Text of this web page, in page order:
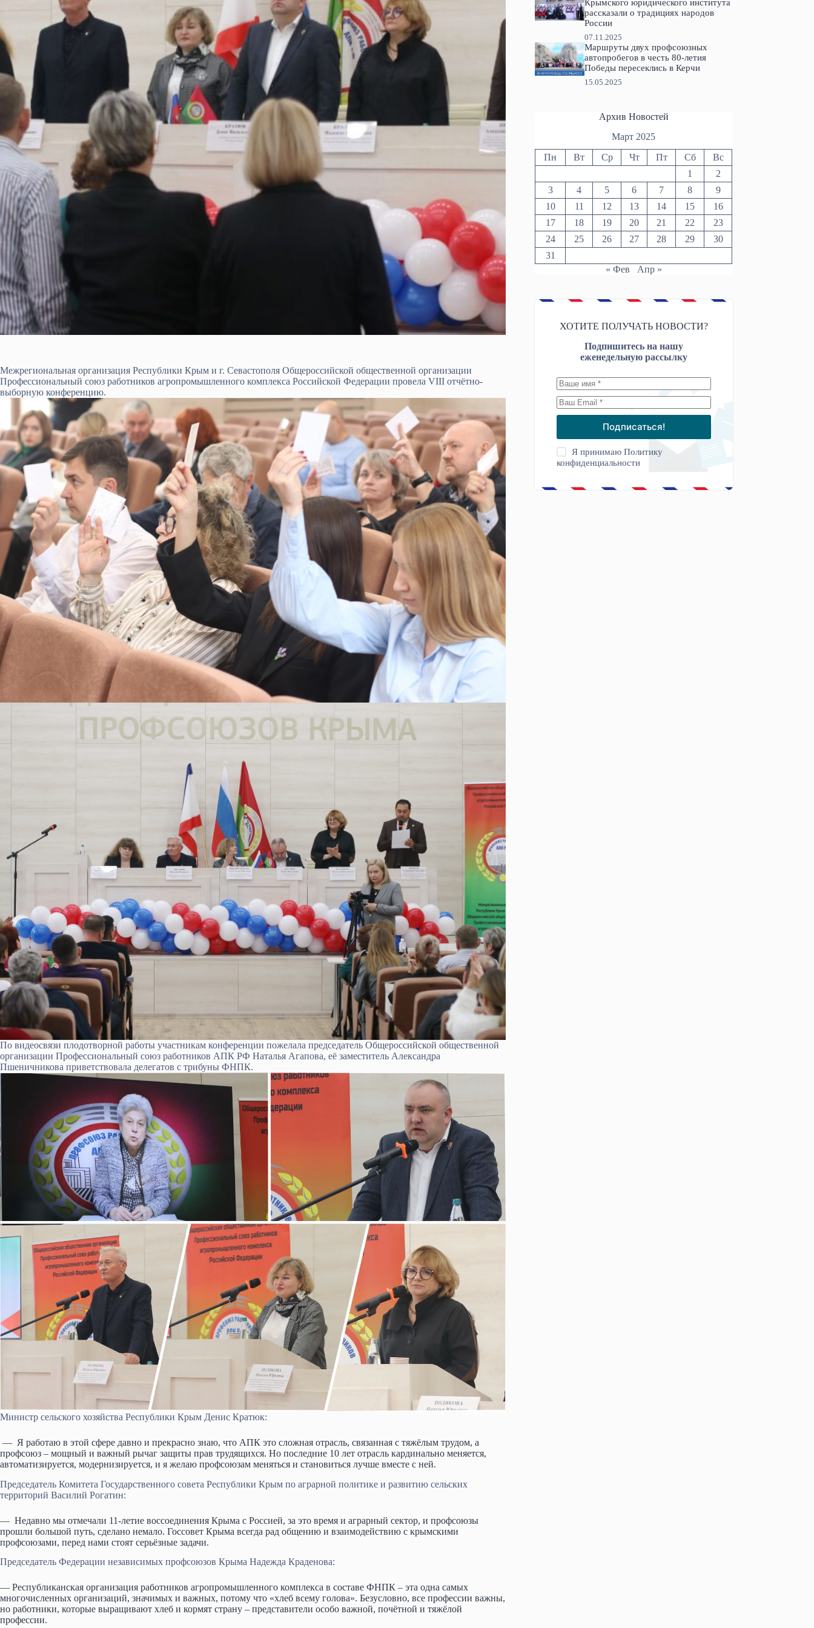
Межрегиональная организация Республики Крым и г. Севастополя Общероссийской общественной организации
Профессиональный союз работников агропромышленного комплекса Российской Федерации провела VIII отчётно-
выборную конференцию.
По видеосвязи плодотворной работы участникам конференции пожелала председатель Общероссийской общественной
организации Профессиональный союз работников АПК РФ Наталья Агапова, её заместитель Александра
Пшеничникова приветствовала делегатов с трибуны ФНПК.
Министр сельского хозяйства Республики Крым Денис Кратюк:
— Я работаю в этой сфере давно и прекрасно знаю, что АПК это сложная отрасль, связанная с тяжёлым трудом, а
профсоюз – мощный и важный рычаг защиты прав трудящихся. Но последние 10 лет отрасль кардинально меняется,
автоматизируется, модернизируется, и я желаю профсоюзам меняться и становиться лучше вместе с ней.
Председатель Комитета Государственного совета Республики Крым по аграрной политике и развитию сельских
территорий Василий Рогатин:
— Недавно мы отмечали 11-летие воссоединения Крыма с Россией, за это время и аграрный сектор, и профсоюзы
прошли большой путь, сделано немало. Госсовет Крыма всегда рад общению и взаимодействию с крымскими
профсоюзами, перед нами стоят серьёзные задачи.
Председатель Федерации независимых профсоюзов Крыма Надежда Краденова:
— Республиканская организация работников агропромышленного комплекса в составе ФНПК – эта одна самых
многочисленных организаций, значимых и важных, потому что «хлеб всему голова». Безусловно, все профессии важны,
но работники, которые выращивают хлеб и кормят страну – представители особо важной, почётной и тяжёлой
профессии.
Крымского юридического института
рассказали о традициях народов
России
07.11.2025
Маршруты двух профсоюзных
автопробегов в честь 80-летия
Победы пересеклись в Керчи
15.05.2025
Архив Новостей
Март 2025
Пн Вт Ср Чт Пт Сб
Вс
1
2
3
4 5 6 7 8
9
10
11 12 13 14 15
16
17
18 19 20 21 22
23
24
25 26 27 28 29
30
31
« Фев
Апр »
ХОТИТЕ ПОЛУЧАТЬ НОВОСТИ?
Подпишитесь на нашу
еженедельную рассылку
Подписаться!
Я принимаюПолитику
конфиденциальности